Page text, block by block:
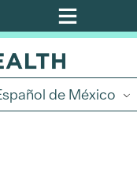
de México